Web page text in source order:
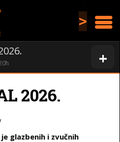
>
+
h
2026.
glazbenih i zvučnih